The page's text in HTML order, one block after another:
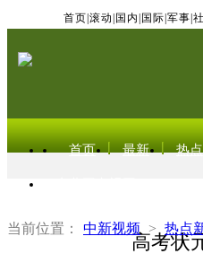
首页 滚动 国内 国际 军事
首页 最新 热点
当前位置： 中新视频 > 热点
高考状